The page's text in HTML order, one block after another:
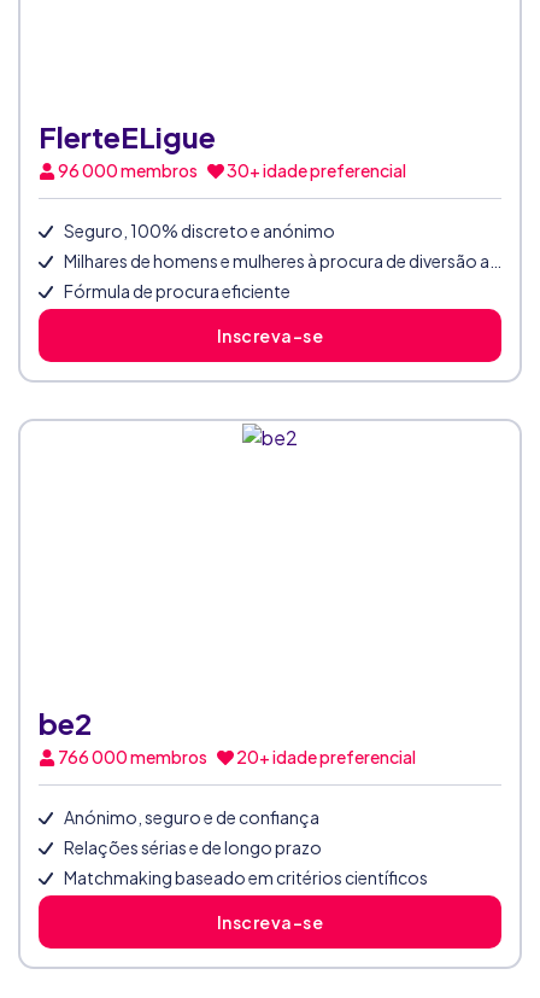
FlerteELigue
96 000membros 30+ idade preferencial
Seguro, 100% discreto e anónimo
Fórmula de procura eficiente
Inscreva-se
be2
766 000membros 20+ idade preferencial
Anónimo, seguro e de confiança
Relações sérias e de longo prazo
Matchmaking baseado em critérios científicos
Inscreva-se